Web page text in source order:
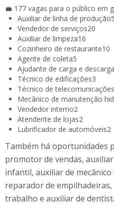
💼 177 vagas para o público em
Auxiliar de linha de produção
Vendedor de serviços20
Auxiliar de limpeza16
Cozinheiro de restaurante10
Agente de coleta5
Ajudante de carga e descarga
Técnico de edificações3
Técnico de telecomunicações
Mecânico de manutenção
Vendedor interno2
Atendente de lojas2
Lubrificador de automóveis2
Também há oportunidades
promotor de vendas,
infantil, auxiliar de
reparador de
trabalho e auxiliar de